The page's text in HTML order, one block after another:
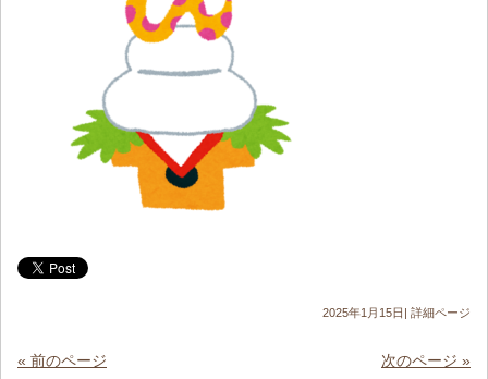
2025年1月15日| 詳細ページ
« 前のページ 次のページ »